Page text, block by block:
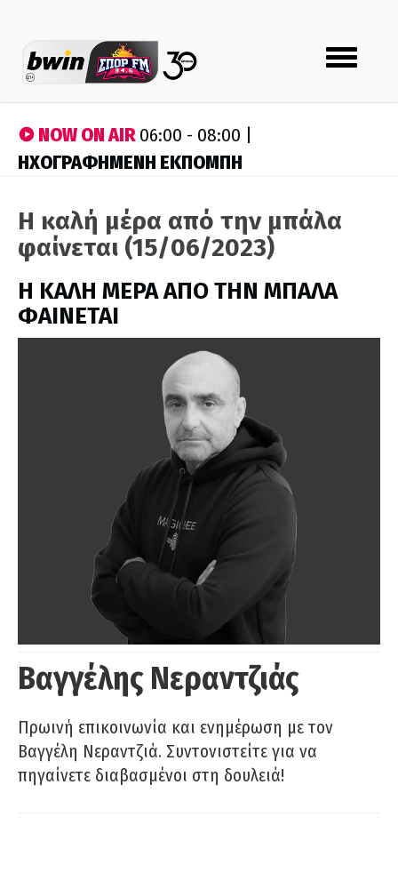
Toggle
navigation
NOW ON AIR06:00 - 08:00 |
ΗΧΟΓΡΑΦΗΜΕΝΗ ΕΚΠΟΜΠΗ
Η καλή μέρα από την μπάλα
φαίνεται (15/06/2023)
H ΚΑΛΗ ΜΕΡΑ ΑΠΟ ΤΗΝ ΜΠΑΛΑ
ΦΑΙΝΕΤΑΙ
Βαγγέλης Νεραντζιάς
Πρωινή επικοινωνία και ενημέρωση με τον
Βαγγέλη Νεραντζιά. Συντονιστείτε για να
πηγαίνετε διαβασμένοι στη δουλειά!